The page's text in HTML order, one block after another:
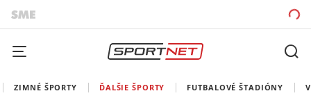
ZIMNÉ ŠPORTY ĎALŠIE ŠPORTY FUTBALOVÉ ŠTADIÓNY